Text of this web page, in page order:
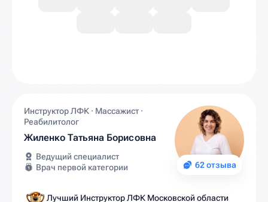
62 отзыва
Инструктор ЛФК · Массажист ·
Реабилитолог
Жиленко Татьяна Борисовна
Ведущий специалист
Врач первой категории
Лучший Инструктор ЛФК Московской области